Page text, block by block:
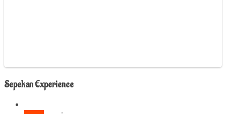
Sepekan Experience